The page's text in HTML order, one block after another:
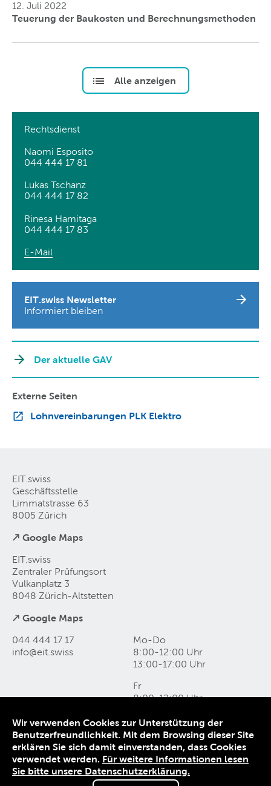
12. Juli 2022
Teuerung der Baukosten und Berechnungsmethoden
Alle anzeigen
Rechtsdienst
Naomi Esposito
044 444 17 81
Lukas Tschanz
044 444 17 82
Rinesa Hamitaga
044 444 17 83
E-Mail
EIT.swiss Newsletter
Informiert bleiben
Der aktuelle GAV
Externe Seiten
Lohnvereinbarungen PLK Elektro
EIT.swiss
Geschäftsstelle
Limmatstrasse 63
8005 Zürich
↗ Google Maps
EIT.swiss
Zentraler Prüfungsort
Vulkanplatz 3
8048 Zürich-Altstetten
↗ Google Maps
044 444 17 17
info@eit swiss
Mo-Do
8:00-12:00 Uhr
13:00-17:00 Uhr
Fr
8:00-12:00 Uhr
Kontakt und Anfahrt
Datenschutz
Impressum
AGB
Wir verwenden Cookies zur Unterstützung der
Benutzerfreundlichkeit. Mit dem Browsing dieser Site
erklären Sie sich damit einverstanden, dass Cookies
verwendet werden. Für weitere Informationen lesen
Sie bitte unsere Datenschutzerklärung.